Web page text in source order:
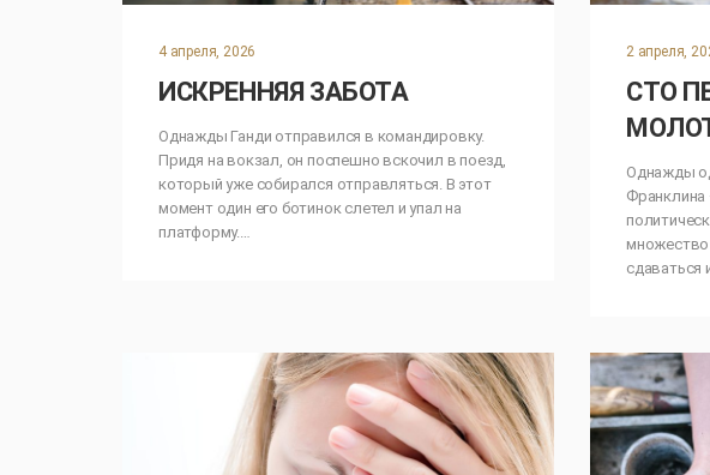
4 апреля, 2026
ИСКРЕННЯЯ ЗАБОТА
Однажды Ганди отправился в командировку.
Придя на вокзал, он поспешно вскочил в поезд,
который уже собирался отправляться. В этот
момент один его ботинок слетел и упал на
платформу.…
2 апреля,
СТО
Однажды
Франклина
множество
сдаваться